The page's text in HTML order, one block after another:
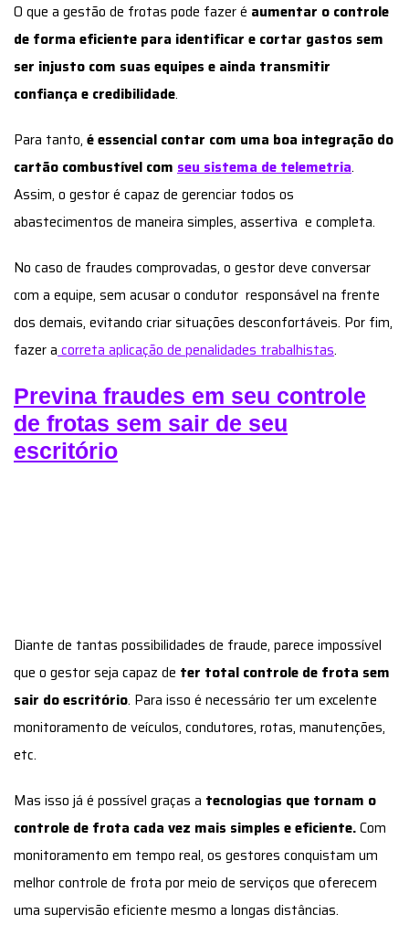
Para tanto, é essencial contar com uma boa integração do
cartão combustível com seu sistema de telemetria
Assim, o gestor é capaz de gerenciar todos os
No caso de fraudes comprovadas, o gestor deve conversar
com a equipe, sem acusar o condutor responsável na frente
dos demais, evitando criar situações desconfortáveis. Por fim,
Previna fraudes em seu controle
de frotas sem sair de seu
escritório
Diante de tantas possibilidades de fraude, parece impossível
que o gestor seja capaz de
monitoramento em tempo real, os gestores conquistam um
melhor controle de frota por meio de serviços que oferecem
uma supervisão eficiente mesmo a longas distâncias.
Como o controle de frota eficiente
deve ser feito
Para ter um bom controle de frota, ouso de uma tecnologia
idealpode ser seu maior aliado para verificar seus gastos,
identificar fraudes e otimizar a sua operação. Isso, junto com
estratégias de organização eficientes, pode manter sua
equipe alinhada, transmitindo confiança e recebendo-a em